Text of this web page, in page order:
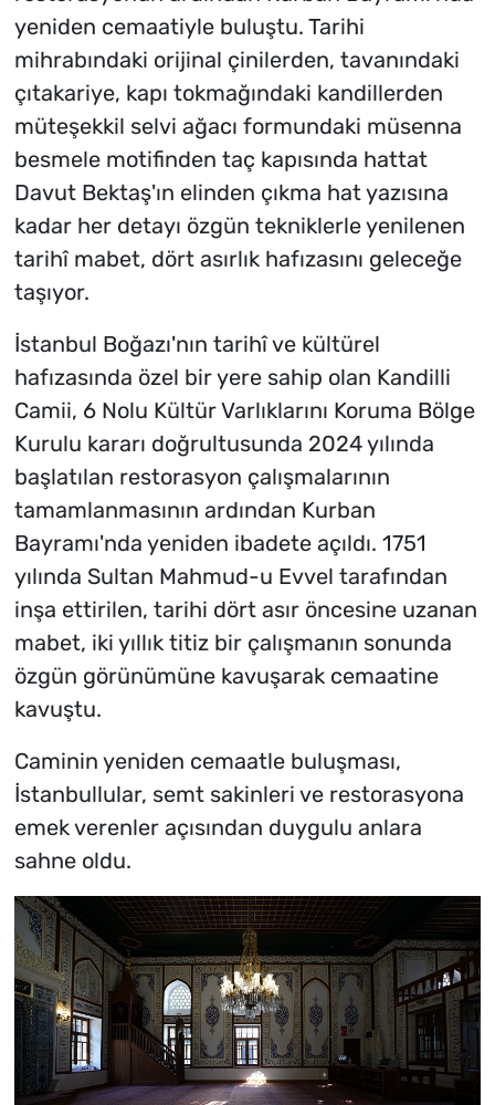
yeniden cemaatiyle buluştu. Tarihi
mihrabındaki orijinal çinilerden, tavanındaki
çıtakariye, kapı tokmağındaki kandillerden
müteşekkil selvi ağacı formundaki müsenna
besmele motifinden taç kapısında hattat
Davut Bektaş'ın elinden çıkma hat yazısına
kadar her detayı özgün tekniklerle yenilenen
tarihî mabet, dört asırlık hafızasını geleceğe
taşıyor.
İstanbul Boğazı'nın tarihî ve kültürel
hafızasında özel bir yere sahip olan Kandilli
Camii, 6 Nolu Kültür Varlıklarını Koruma Bölge
Kurulu kararı doğrultusunda 2024 yılında
başlatılan restorasyon çalışmalarının
tamamlanmasının ardından Kurban
Bayramı'nda yeniden ibadete açıldı. 1751
yılında Sultan Mahmud-u Evvel tarafından
inşa ettirilen, tarihi dört asır öncesine uzanan
mabet, iki yıllık titiz bir çalışmanın sonunda
özgün görünümüne kavuşarak cemaatine
kavuştu.
Caminin yeniden cemaatle buluşması,
İstanbullular, semt sakinleri ve restorasyona
emek verenler açısından duygulu anlara
sahne oldu.